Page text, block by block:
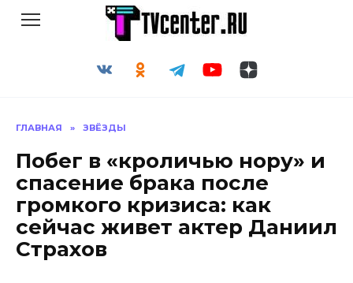
ГЛАВНАЯ » ЗВЁЗДЫ
Побег в «кроличью нору» и
спасение брака после
громкого кризиса: как
сейчас живет актер Даниил
Страхов